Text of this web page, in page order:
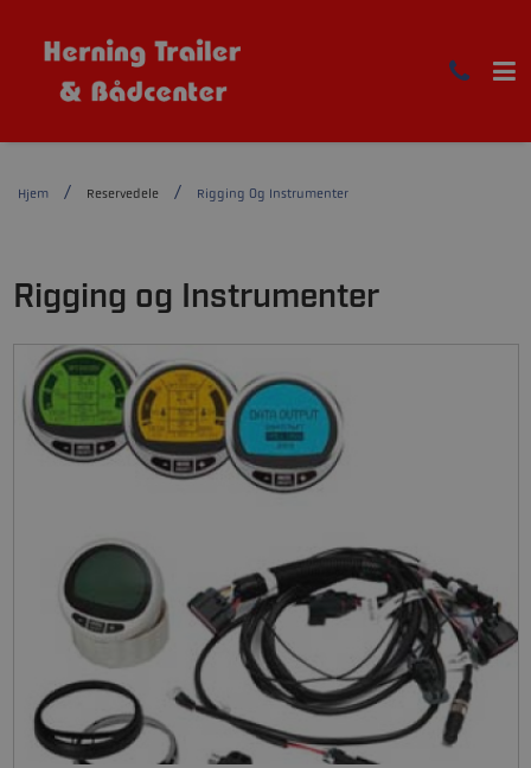
Hjem Reservedele Rigging Og Instrumenter
Rigging og Instrumenter